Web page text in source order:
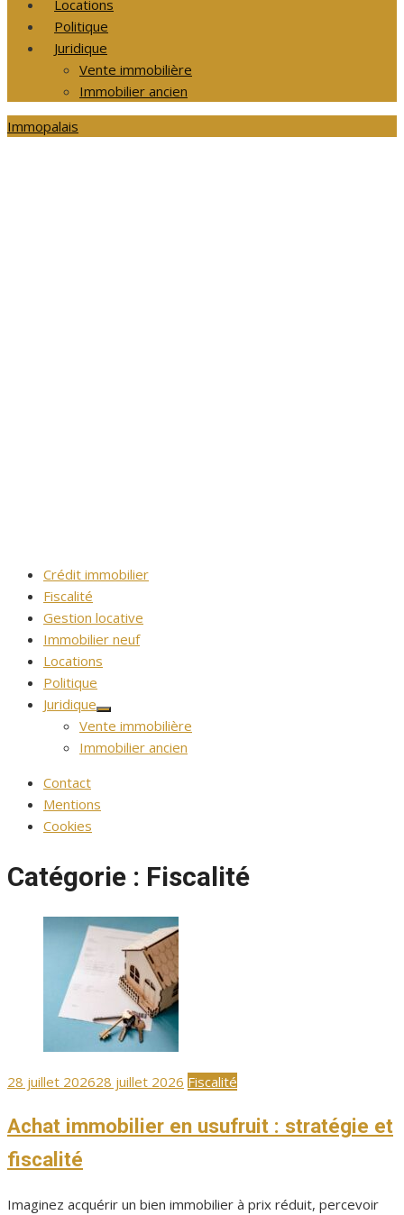
Locations
Politique
Juridique
Vente immobilière
Immobilier ancien
Immopalais
Crédit immobilier
Fiscalité
Gestion locative
Immobilier neuf
Locations
Politique
Juridique
Afficher
le
sous-
menu
Vente immobilière
Immobilier ancien
Contact
Mentions
Cookies
Catégorie : Fiscalité
Publié
28 juillet 202628 juillet 2026 Fiscalité
Achat immobilier en usufruit : stratégie et
fiscalité
Imaginez acquérir un bien immobilier à prix réduit, percevoir